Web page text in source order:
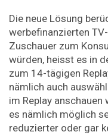
Die neue Lösung
werbefinanzierten
Zuschauer zum
würden, heisst es in
zum 14-tägigen
nämlich auch
im Replay
es nämlich möglich
reduzierter oder gar